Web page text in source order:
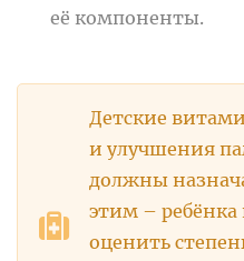
её компоненты.
Детские
и улучшения
должны
этим –
оценить